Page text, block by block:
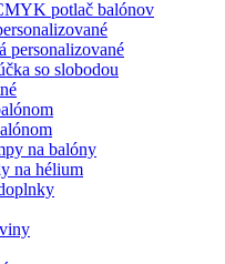
potlač balónov
personalizované
so slobodou
na balóny
na hélium